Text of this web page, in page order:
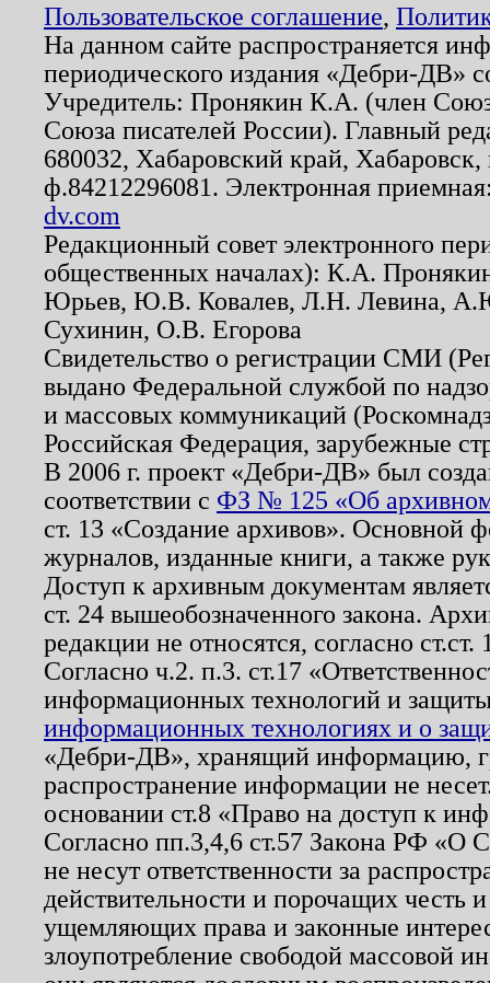
Пользовательское соглашение,
На данном сайте распространяется
периодического издания «Дебри-ДВ»
Учредитель: Пронякин К.А. (член
Союза писателей России). Главный
680032, Хабаровский край,
ф.84212296081. Электронная
dv.com
Редакционный совет электронного
общественных началах): К.А.
Юрьев, Ю.В. Ковалев, Л.Н. Левина,
Сухинин, О.В. Егорова
Свидетельство о регистрации СМИ
выдано Федеральной службой по
и массовых коммуникаций
Российская Федерация, зарубежные
В 2006 г. проект «Дебри-ДВ» был
соответствии с ФЗ № 125 «Об
ст. 13 «Создание архивов». Основной
журналов, изданные книги, а также
Доступ к архивным документам
ст. 24 вышеобозначенного закона.
редакции не относятся, согласно
Согласно ч.2. п.3. ст.17
информационных технологий и
информационных технологиях и о
«Дебри-ДВ», хранящий информацию,
распространение информации не
основании ст.8 «Право на доступ к
Согласно пп.3,4,6 ст.57 Закона РФ «О
не несут ответственности за
действительности и порочащих честь
ущемляющих права и законные
злоупотребление свободой массовой